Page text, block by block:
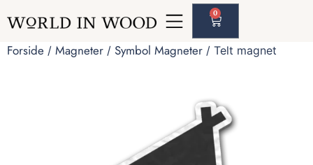
0
Forside / Magneter / Symbol Magneter / Telt magnet